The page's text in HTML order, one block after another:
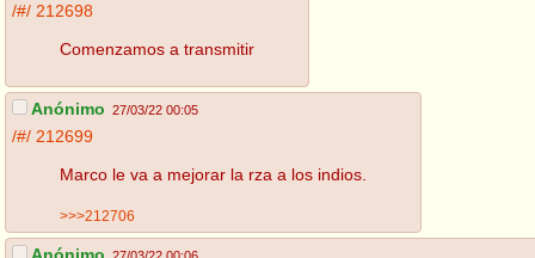
/#/ 212698
Comenzamos a transmitir
Anónimo 27/03/22 00:05
/#/ 212699
Marco le va a mejorar la rza a los indios.
>>>212706